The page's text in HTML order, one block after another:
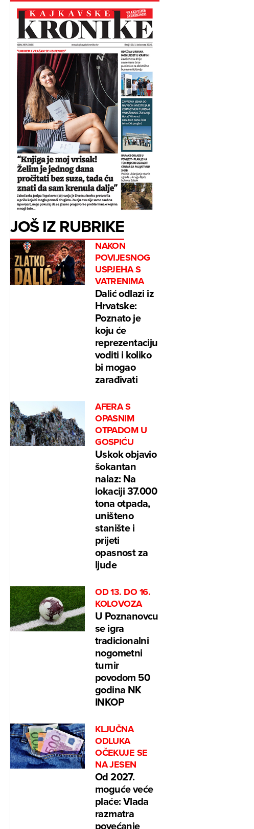
JOŠ IZ RUBRIKE
NAKON
POVIJESNOG
USPJEHA S
VATRENIMA
Dalić odlazi iz
Hrvatske:
Poznato je
koju će
reprezentaciju
voditi i koliko
bi mogao
zarađivati
AFERA S
OPASNIM
OTPADOM U
GOSPIĆU
Uskok objavio
šokantan
nalaz: Na
lokaciji 37.000
tona otpada,
uništeno
stanište i
prijeti
opasnost za
ljude
OD 13. DO 16.
KOLOVOZA
U Poznanovcu
se igra
tradicionalni
nogometni
turnir
povodom 50
godina NK
INKOP
KLJUČNA
ODLUKA
OČEKUJE SE
NA JESEN
Od 2027.
moguće veće
plaće: Vlada
razmatra
povećanje